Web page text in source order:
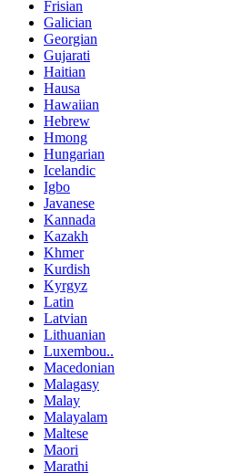
Frisian
Galician
Georgian
Gujarati
Haitian
Hausa
Hawaiian
Hebrew
Hmong
Hungarian
Icelandic
Igbo
Javanese
Kannada
Kazakh
Khmer
Kurdish
Kyrgyz
Latin
Latvian
Lithuanian
Luxembou..
Macedonian
Malagasy
Malay
Malayalam
Maltese
Maori
Marathi